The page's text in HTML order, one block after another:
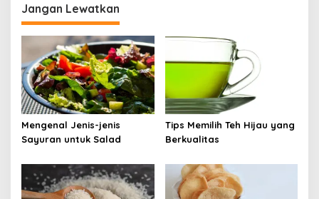
Jangan Lewatkan
Mengenal Jenis-jenis
Sayuran untuk Salad
Tips Memilih Teh Hijau yang
Berkualitas